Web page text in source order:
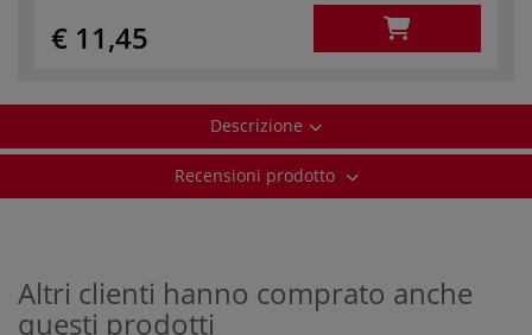
€ 11,45
Descrizione
Recensioni prodotto
Altri clienti hanno comprato anche
questi prodotti